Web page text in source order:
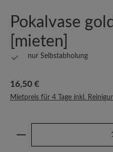
Pokalvase
[mieten]
nur Selbstabholung
Regulärer Preis:
16,50 €
Mietpreis für 4 Tage inkl.
Produkt Anzahl: Gib